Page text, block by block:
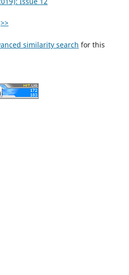
>>
similarity search for this